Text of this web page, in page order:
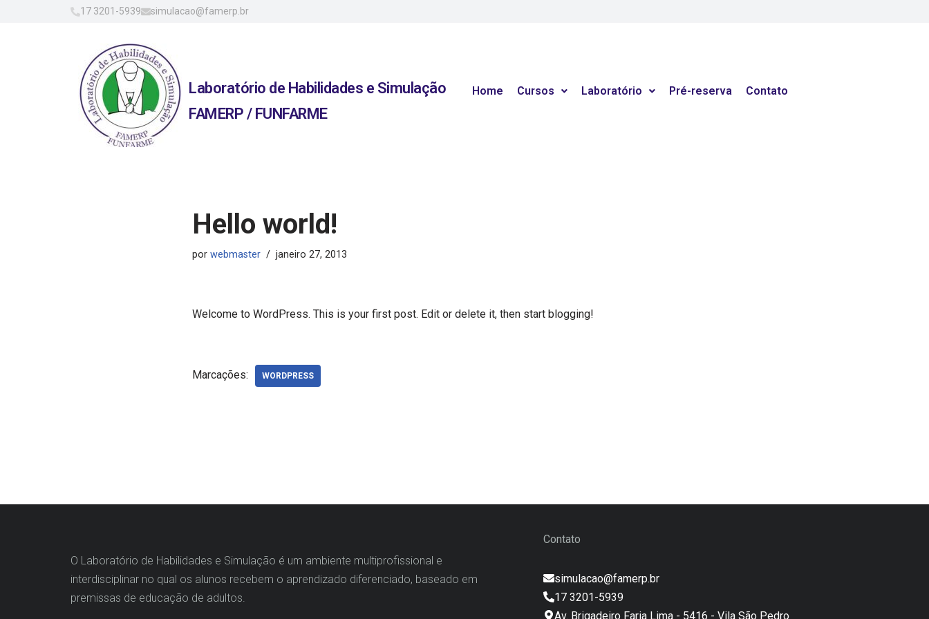
17 3201-5939 simulacao@famerp.br
Laboratório de Habilidades e Simulação
FAMERP / FUNFARME
Home Cursos Laboratório Pré-reserva Contato
Hello world!
por webmaster janeiro 27, 2013
Welcome to WordPress. This is your first post. Edit or delete it, then start blogging!
Marcações: WORDPRESS
O Laboratório de Habilidades e Simulação é um ambiente multiprofissional e
interdisciplinar no qual os alunos recebem o aprendizado diferenciado, baseado em
premissas de educação de adultos.
Contato
simulacao@famerp.br
17 3201-5939
Av. Brigadeiro Faria Lima - 5416 - Vila São Pedro